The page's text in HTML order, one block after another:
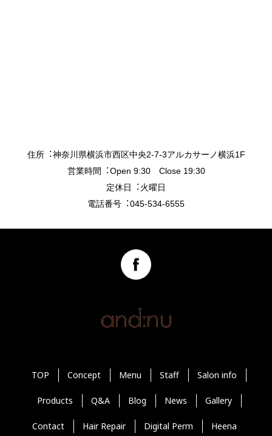
住所︓神奈川県横浜市西区中央2-7-3アルカサーノ横浜1F
営業時間︓Open 9:30 Close 19:30
定休日︓火曜日
電話番号︓045-534-6555
TOP Concept Menu Staff Salon info
Products Q&A Blog News Gallery
Contact Hair Repair Digital Perm Heena